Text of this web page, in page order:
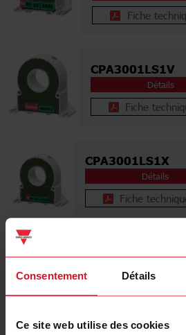
Consentement Détails
Ce site web utilise des cookies
Fiche
CPA3001LS1V
Détails
Fiche
CPA3001LS1X
Détails
Fiche
ET112DINAV01XS1X